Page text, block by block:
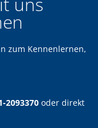
zum Kennenlernen,
2093370 oder direkt